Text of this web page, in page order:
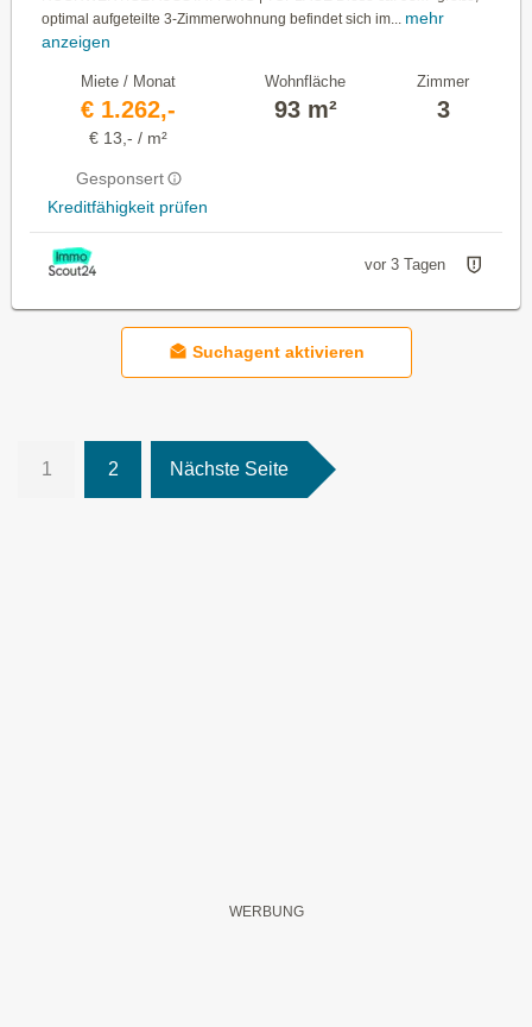
optimal aufgeteilte 3-Zimmerwohnung befindet sich im...
mehr
anzeigen
Miete / Monat
€ 1.262,-
€ 13,- / m²
Gesponsert
Kreditfähigkeit prüfen
Wohnfläche
93 m²
Zimmer
3
vor 3 Tagen
Suchagent aktivieren
1 2 Nächste Seite